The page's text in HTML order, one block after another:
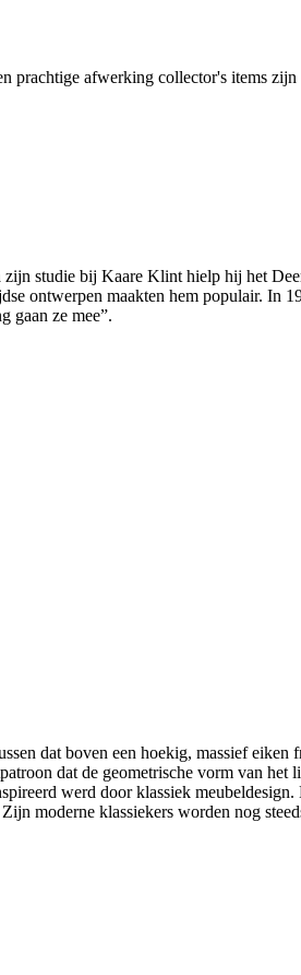
afwerking collector's items
studie bij Kaare Klint hielp hij het
ontwerpen maakten hem populair. In
gaan ze mee”.
dat boven een hoekig, massief
dat de geometrische vorm van
werd door klassiek
moderne klassiekers worden nog